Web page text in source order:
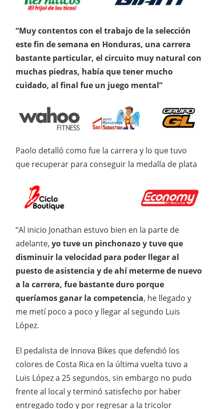
“Muy contentos con el trabajo de la selección
este fin de semana en Honduras, una carrera
bastante particular, el circuito muy natural con
muchas piedras, había que tener mucho
cuidado, al final fue un juego mental”
Paolo detalló como fue la carrera y lo que tuvo
que recuperar para conseguir la medalla de plata
“Al inicio Jonathan estuvo bien en la parte de
adelante, yo tuve un pinchonazo y tuve que
disminuir la velocidad para poder llegar al
puesto de asistencia y de ahí meterme de nuevo
a la carrera, fue bastante duro porque
queríamos ganar la competencia, he llegado y
me metí poco a poco y llegar al segundo Luis
López.
El pedalista de Innova Bikes que defendió los
colores de Costa Rica en la última vuelta tuvo a
Luis López a 25 segundos, sin embargo no pudo
frente al local y terminó satisfecho por haber
entregado todo y por regresar a la tricolor